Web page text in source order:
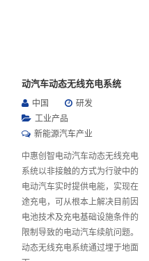
动汽车动态无线充电系统
中国
研发
工业产品
新能源汽车产业
中惠创智电动汽车动态无线充电
系统以非接触的方式为行驶中的
电动汽车实时提供电能，实现在
途充电，可从根本上解决目前因
电池技术及充电基础设施条件的
限制导致的电动汽车续航问题。
动态无线充电系统通过埋于地面